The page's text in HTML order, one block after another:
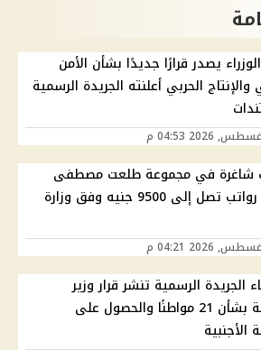
يصدر قرارًا جديدًا بشأن الأمن
الحربي أعلنته الجريدة الرسمية
شاغرة في مجموعة طلعت مصطفى
2026.. رواتب تصل إلى 9500 جنيه وفق وزارة
الجريدة الرسمية تنشر قرار وزير
الداخلية بشأن 21 مواطنًا والحصول على
الأجنبية